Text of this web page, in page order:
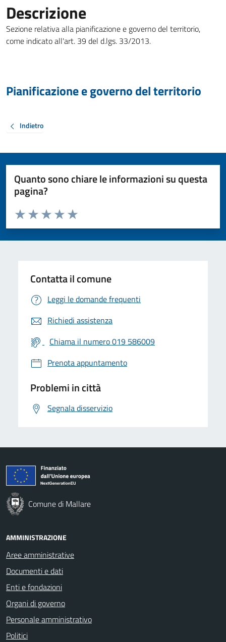
Descrizione
Sezione relativa alla pianificazione e governo del territorio,
come indicato all'art. 39 del d.lgs. 33/2013.
Pianificazione e governo del territorio
Indietro
Quanto sono chiare le informazioni su questa
pagina?
Valuta da 1 a 5 stelle la pagina
Valuta 5 stelle su 5
Valuta 4 stelle su 5
Valuta 3 stelle su 5
Valuta 2 stelle su 5
Valuta 1 stelle su 5
Contatta il comune
Leggi le domande frequenti
Richiedi assistenza
Chiama il numero 019 586009
Prenota appuntamento
Problemi in città
Segnala disservizio
Comune di Mallare
AMMINISTRAZIONE
Aree amministrative
Documenti e dati
Enti e fondazioni
Organi di governo
Personale amministrativo
Politici